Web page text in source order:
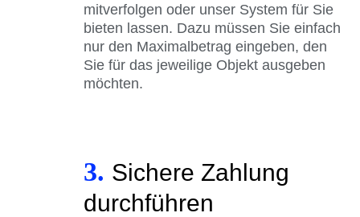
mitverfolgen oder unser System für Sie
bieten lassen. Dazu müssen Sie einfach
nur den Maximalbetrag eingeben, den
Sie für das jeweilige Objekt ausgeben
möchten.
3. Sichere Zahlung
durchführen